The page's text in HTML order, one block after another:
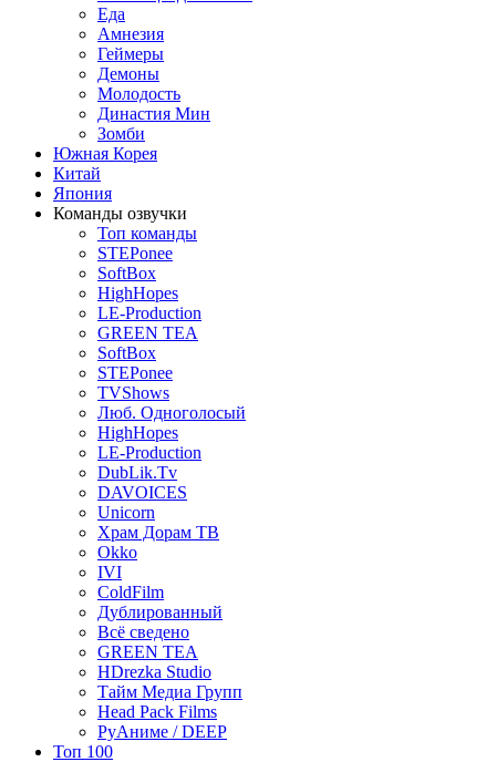
Еда
Амнезия
Геймеры
Демоны
Молодость
Династия Мин
Зомби
Южная Корея
Китай
Япония
Команды озвучки
Топ команды
STEPonee
SoftBox
HighHopes
LE-Production
GREEN TEA
SoftBox
STEPonee
TVShows
Люб. Одноголосый
HighHopes
LE-Production
DubLik.Tv
DAVOICES
Unicorn
Храм Дорам ТВ
Okko
IVI
ColdFilm
Дублированный
Всё сведено
GREEN TEA
HDrezka Studio
Тайм Медиа Групп
Head Pack Films
РуАниме / DEEP
Топ 100